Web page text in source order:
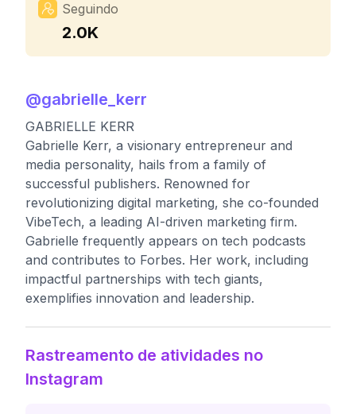
Seguindo
2.0K
@gabrielle_kerr
GABRIELLE KERR
Gabrielle Kerr, a visionary entrepreneur and
media personality, hails from a family of
successful publishers. Renowned for
revolutionizing digital marketing, she co-founded
VibeTech, a leading AI-driven marketing firm.
Gabrielle frequently appears on tech podcasts
and contributes to Forbes. Her work, including
impactful partnerships with tech giants,
exemplifies innovation and leadership.
Rastreamento de atividades no
Instagram